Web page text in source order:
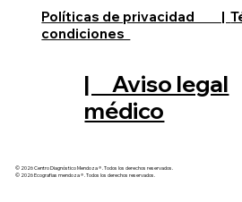
Políticas de privacidad |
condiciones
| Aviso legal
médico
© 2026 Centro Diagnóstico Mendoza ® . Todos los derechos reservados.
© 2026 Ecografias mendoza ® . Todos los derechos reservados.